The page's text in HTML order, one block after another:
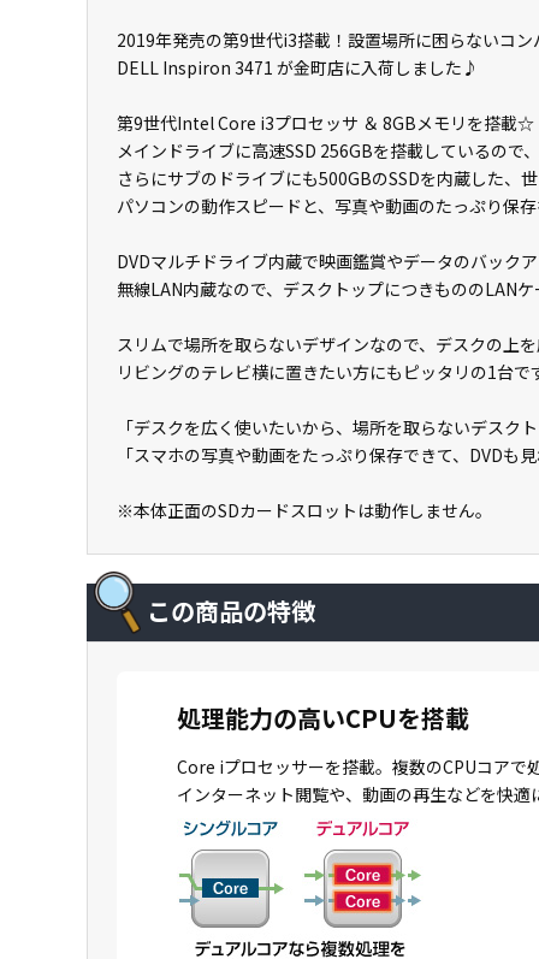
2019年発売の第9世代i3搭載！設置場所に困らないコン
DELL Inspiron 3471 が金町店に入荷しました♪
第9世代Intel Core i3プロセッサ ＆ 8GBメモリを搭載☆
メインドライブに高速SSD 256GBを搭載しているので
さらにサブのドライブにも500GBのSSDを内蔵した、
パソコンの動作スピードと、写真や動画のたっぷり保
DVDマルチドライブ内蔵で映画鑑賞やデータのバックア
無線LAN内蔵なので、デスクトップにつきもののLANケ
スリムで場所を取らないデザインなので、デスクの上を
リビングのテレビ横に置きたい方にもピッタリの1台で
「デスクを広く使いたいから、場所を取らないデスク
「スマホの写真や動画をたっぷり保存できて、DVDも
※本体正面のSDカードスロットは動作しません。
この商品の特徴
処理能力の高いCPUを搭載
Core iプロセッサーを搭載。複数のCPUコアで
インターネット閲覧や、動画の再生などを快適